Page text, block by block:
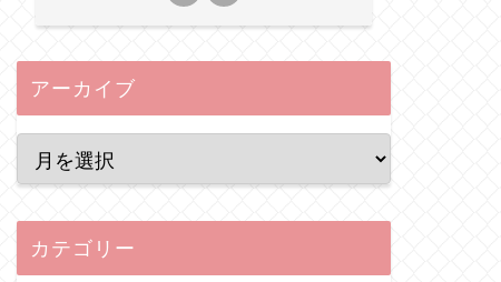
アーカイブ
カテゴリー